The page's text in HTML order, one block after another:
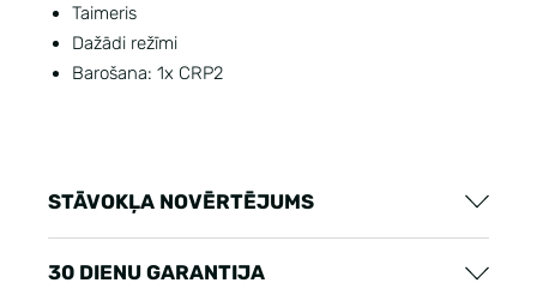
Taimeris
Dažādi režīmi
Barošana: 1x CRP2
STĀVOKĻA NOVĒRTĒJUMS
30 DIENU GARANTIJA